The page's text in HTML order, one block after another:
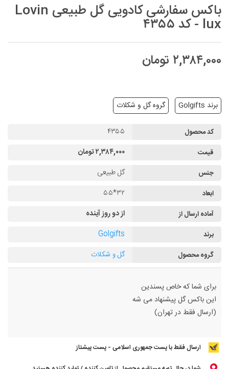
باکس سفارشی کادویی گل طبیعی Lovin
lux - کد ۴۳۵۵
۲,۳۸۴,۰۰۰ تومان
برند Golgifts گروه گل و شکلات
کد محصول ۴۳۵۵
قیمت ۲,۳۸۴,۰۰۰ تومان
جنس گل طبیعی
ابعاد ۳۲*۵۵
آماده ارسال از از دو روز آینده
برند Golgifts
گروه محصول گل و شکلات
برای شما که خاص پسندین
این باکس گل پیشنهاد می شه
(ارسال فقط در تهران)
ارسال فقط با پست جمهوری اسلامی - پست پیشتاز